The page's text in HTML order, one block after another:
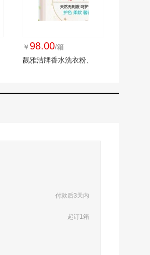
￥ 98.00/箱
靓雅洁牌香水洗衣粉、
付款后3天内
起订1箱